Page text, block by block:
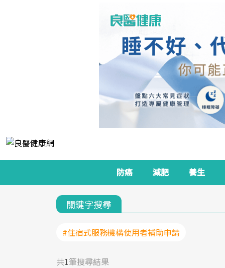
防癌 減肥 養生
關鍵字搜尋
#住宿式服務機構使用者補助申請
共1筆搜尋結果